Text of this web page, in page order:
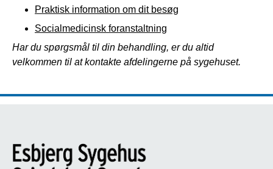
Praktisk information om dit besøg
Socialmedicinsk foranstaltning
Har du spørgsmål til din behandling, er du altid
velkommen til at kontakte afdelingerne på sygehuset.